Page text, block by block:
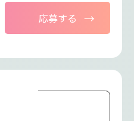
応募する